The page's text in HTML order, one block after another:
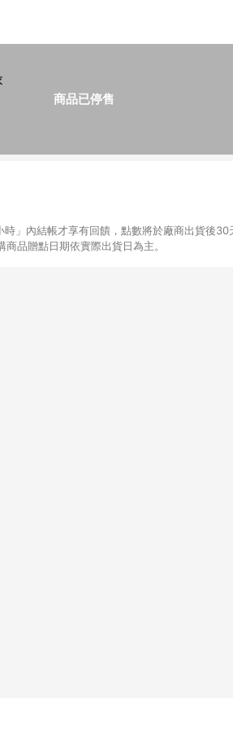
商品已停售
」內結帳才享有回饋，點數將於廠商出貨後
品贈點日期依實際出貨日為主。